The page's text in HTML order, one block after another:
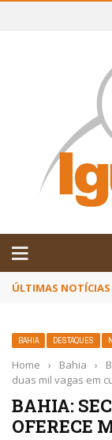
IGUAÍ E
ÚLTIMAS NOTÍCIAS
BAHIA DESTAQUES
Home › Bahia ›
duas mil vagas em
BAHIA:
OFERECE